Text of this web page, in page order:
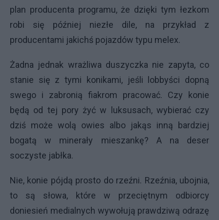
plan producenta programu, że dzięki tym łezkom
robi się później niezłe dile, na przykład z
producentami jakichś pojazdów typu melex.
Żadna jednak wrażliwa duszyczka nie zapyta, co
stanie się z tymi konikami, jeśli lobbyści dopną
swego i zabronią fiakrom pracować. Czy konie
będą od tej pory żyć w luksusach, wybierać czy
dziś może wolą owies albo jakąs inną bardziej
bogatą w minerały mieszankę? A na deser
soczyste jabłka.
Nie, konie pójdą prosto do rzeźni. Rzeźnia, ubojnia,
to są słowa, które w przeciętnym odbiorcy
doniesień medialnych wywołują prawdziwą odrazę